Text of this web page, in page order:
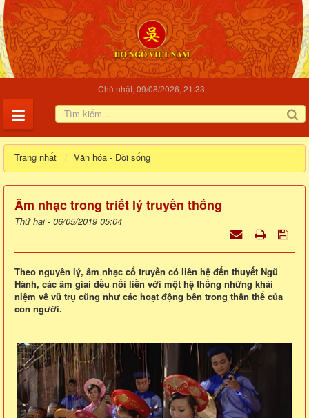
Chủ nhật, 09/08/2026, 21:33
Trang nhất Văn hóa - Đời sống
Âm nhạc trong triết lý truyền thống
Thứ hai - 06/05/2019 05:04
Theo nguyên lý, âm nhạc cổ truyền có liên hệ đến thuyết Ngũ
Hành, các âm giai đều nối liền với một hệ thống những khái
niệm về vũ trụ cũng như các hoạt động bên trong thân thể của
con người.